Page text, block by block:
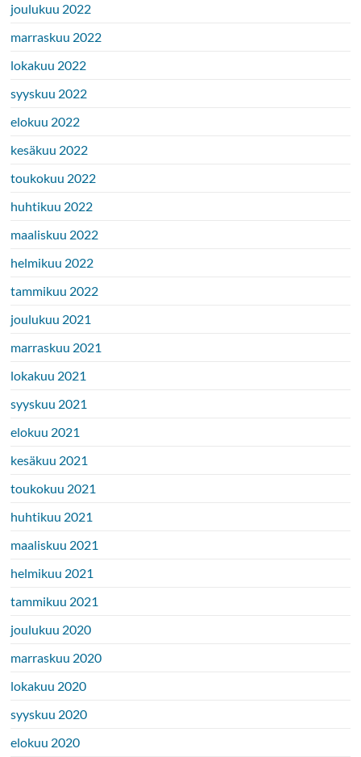
joulukuu 2022
marraskuu 2022
lokakuu 2022
syyskuu 2022
elokuu 2022
kesäkuu 2022
toukokuu 2022
huhtikuu 2022
maaliskuu 2022
helmikuu 2022
tammikuu 2022
joulukuu 2021
marraskuu 2021
lokakuu 2021
syyskuu 2021
elokuu 2021
kesäkuu 2021
toukokuu 2021
huhtikuu 2021
maaliskuu 2021
helmikuu 2021
tammikuu 2021
joulukuu 2020
marraskuu 2020
lokakuu 2020
syyskuu 2020
elokuu 2020